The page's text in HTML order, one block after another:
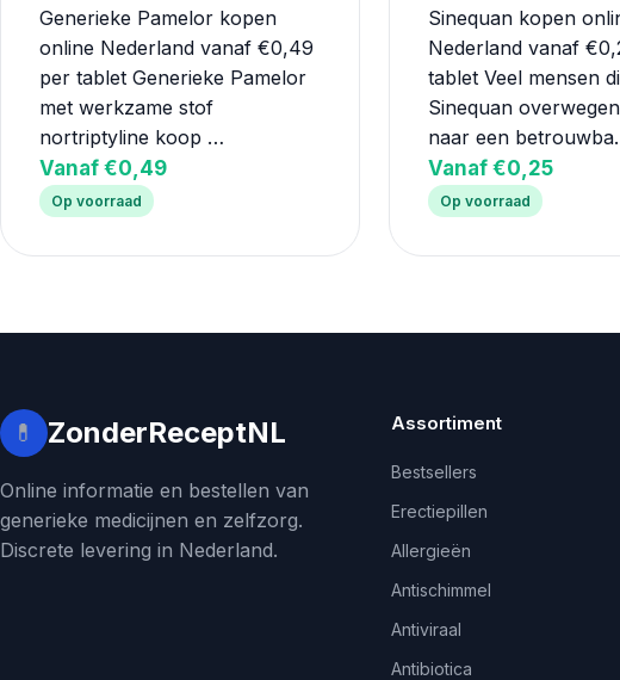
Generieke Pamelor kopen
online Nederland vanaf €0,49
per tablet Generieke Pamelor
met werkzame stof
nortriptyline koop …
Vanaf €0,49
Op voorraad
Sinequan kopen
Nederland vanaf
tablet Veel mensen
Sinequan
naar een
Vanaf €0,25
Op voorraad
💊 ZonderReceptNL
Online informatie en bestellen van
generieke medicijnen en zelfzorg.
Discrete levering in Nederland.
Assortiment
Bestsellers
Erectiepillen
Allergieën
Antischimmel
Antiviraal
Antibiotica